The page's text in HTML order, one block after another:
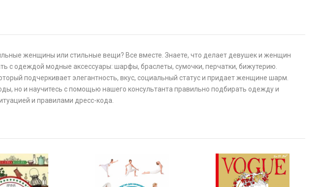
женщины или стильные вещи? Все вместе. Знаете, что делает девушек и женщин
с одеждой модные аксессуары: шарфы, браслеты, сумочки, перчатки, бижутерию.
подчеркивает элегантность, вкус, социальный статус и придает женщине шарм.
но и научитесь с помощью нашего консультанта правильно подбирать одежду и
и правилами дресс-кода.